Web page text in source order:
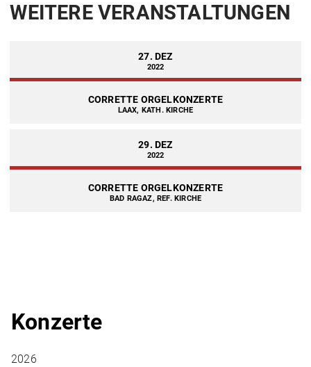
WEITERE VERANSTALTUNGEN
27. DEZ
2022
CORRETTE ORGELKONZERTE
LAAX, KATH. KIRCHE
29. DEZ
2022
CORRETTE ORGELKONZERTE
BAD RAGAZ, REF. KIRCHE
Konzerte
2026